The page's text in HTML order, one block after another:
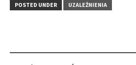
POSTED UNDER UZALEŻNIENIA